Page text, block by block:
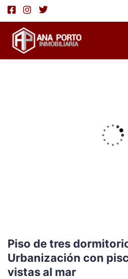
Piso de tres
Urbanización con
vistas al mar